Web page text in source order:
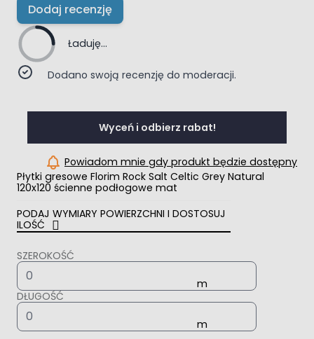
Dodaj recenzję
Ładuję...
Dodano swoją recenzję do moderacji.
Wyceń i odbierz rabat!
Powiadom mnie gdy produkt będzie dostępny
Płytki gresowe Florim Rock Salt Celtic Grey Natural
120x120 ścienne podłogowe mat
PODAJ WYMIARY POWIERZCHNI I DOSTOSUJ
ILOŚĆ
SZEROKOŚĆ
DŁUGOŚĆ